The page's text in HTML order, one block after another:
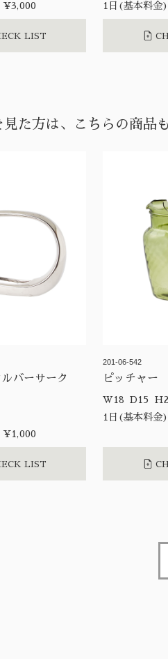
¥3,000
LIST
1日(基本料金
見た方は、こちらの商品
バーサーク
¥1,000
LIST
201-06-542
ピッチャー
W18
1日(基本料金